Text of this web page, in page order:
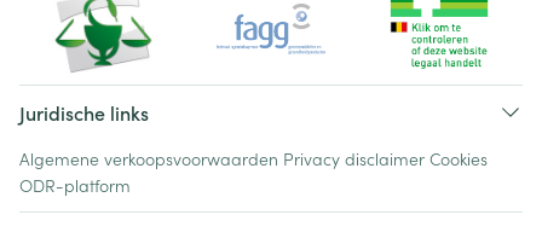
Juridische links
Algemene verkoopsvoorwaarden Privacy disclaimer Cookies
ODR-platform